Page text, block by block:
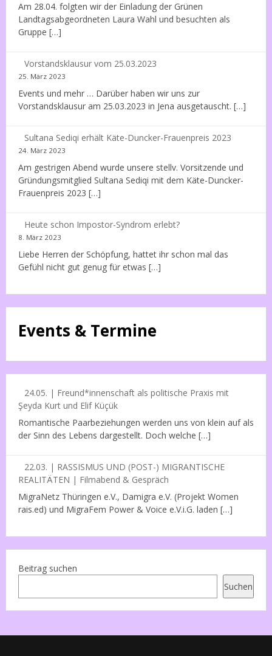
Am 28.04. folgten wir der Einladung der Grünen
Landtagsabgeordneten Laura Wahl und besuchten als
Gruppe […]
Vorstandsklausur vom 25.03.2023
25. März 2023
Events und mehr … Darüber haben wir uns zur
Vorstandsklausur am 25.03.2023 in Jena ausgetauscht. […]
Sultana Sediqi erhält Käte-Duncker-Frauenpreis 2023
24. März 2023
Am gestrigen Abend wurde unsere stellv. Vorsitzende und
Gründungsmitglied Sultana Sediqi mit dem Käte-Duncker-
Frauenpreis 2023 […]
Heute schon Impostor-Syndrom erlebt?
8. März 2023
Liebe Herren der Schöpfung, hattet ihr schon mal das
Gefühl nicht gut genug für etwas […]
Events & Termine
24.05. | Freund*innenschaft als politische Praxis mit
Şeyda Kurt und Elif Küçük
Romantische Paarbeziehungen werden uns von klein auf als
der Sinn des Lebens dargestellt. Doch welche […]
22.03. | RASSISMUS UND (POST-) MIGRANTISCHE
REALITÄTEN | Filmabend & Gespräch
MigraNetz Thüringen e.V., Damigra e.V. (Projekt Women
rais.ed) und MigraFem Power & Voice e.V.i.G. laden […]
Beitrag suchen
Suchen